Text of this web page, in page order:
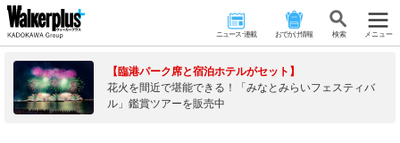
ニュース･連載 おでかけ情報 検 索 メニュー
【臨港パーク席と宿泊ホテルがセット】
花火を間近で堪能できる！「みなとみらいフェスティバ
ル」鑑賞ツアーを販売中